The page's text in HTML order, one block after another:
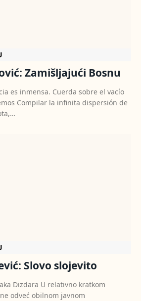
Zamišljajući Bosnu
es inmensa. Cuerda sobre el vacío
Compilar la infinita dispersión de
Slovo slojevito
Dizdara U relativno kratkom
odveć obilnom javnom